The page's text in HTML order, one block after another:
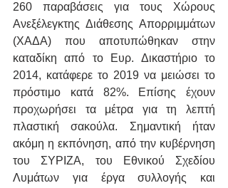
260 παραβάσεις για τους Χώρους
Ανεξέλεγκτης Διάθεσης Απορριμμάτων
(ΧΑΔΑ) που αποτυπώθηκαν στην
καταδίκη από το Ευρ. Δικαστήριο το
2014, κατάφερε το 2019 να μειώσει το
πρόστιμο κατά 82%. Επίσης έχουν
προχωρήσει τα μέτρα για τη λεπτή
πλαστική σακούλα. Σημαντική ήταν
ακόμη η εκπόνηση, από την κυβέρνηση
του ΣΥΡΙΖΑ, του Εθνικού Σχεδίου
Λυμάτων για έργα συλλογής και